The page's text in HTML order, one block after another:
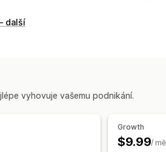
mobilní zařízení
další
vyhovuje vašemu podnikání.
Growth
$9.99/